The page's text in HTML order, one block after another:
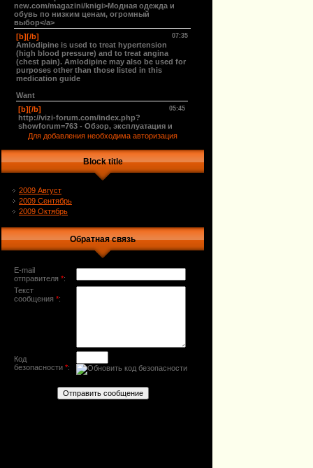
Для добавления необходима авторизация
Block title
2009 Август
2009 Сентябрь
2009 Октябрь
Обратная связь
E-mail
отправителя *:
Текст
сообщения *:
Код
безопасности *: